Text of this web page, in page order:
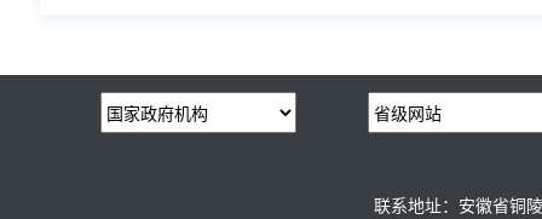
联系地址：安徽省铜